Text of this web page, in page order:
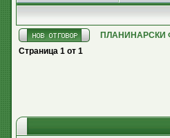
ПЛАНИНАРСКИ
Страница 1 от 1